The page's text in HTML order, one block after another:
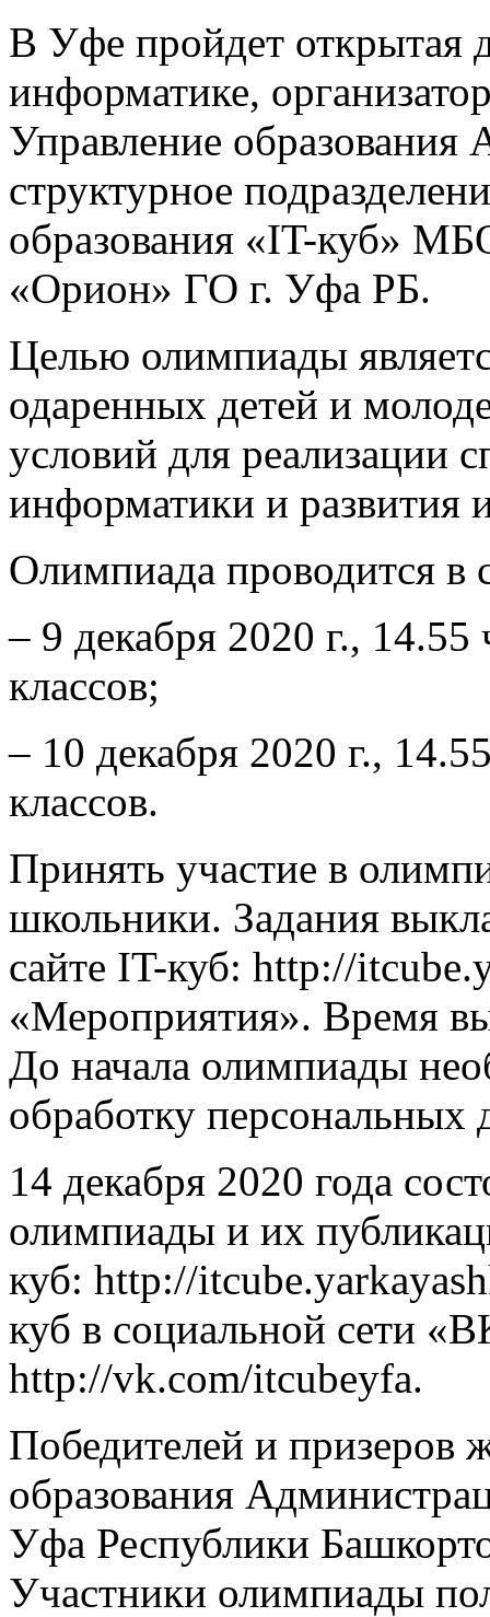
В Уфе пройдет открытая
информатике,
Управление
структурное
образования «IT-куб»
«Орион» ГО г. Уфа РБ.
Целью олимпиады
одаренных детей и
условий для реализации
информатики и развития
Олимпиада проводится в
– 9 декабря 2020 г.,
классов;
– 10 декабря 2020 г.,
классов.
Принять участие в
школьники. Задания
сайте IT-куб: http://
«Мероприятия». Время
До начала олимпиады
обработку персональных
14 декабря 2020 года
олимпиады и их
куб: http://
куб в социальной сети
http://vk.com/itcubeyfa.
Победителей и призеров
образования
Уфа Республики
Участники олимпиады